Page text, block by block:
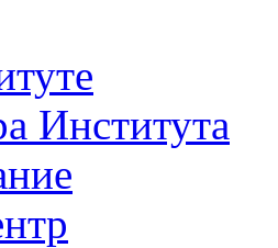
Института